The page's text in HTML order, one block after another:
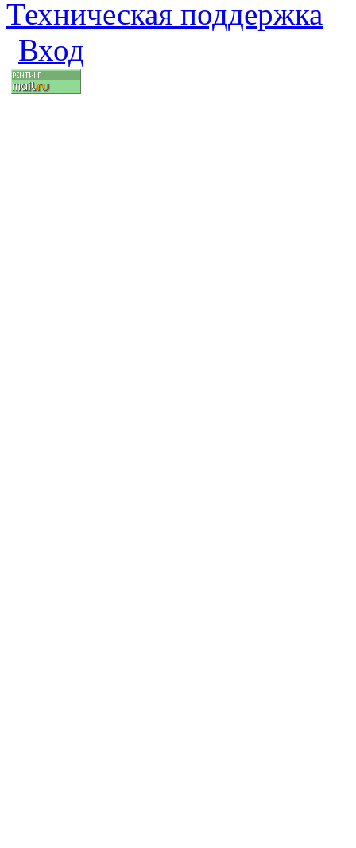
Техническая поддержка
Вход